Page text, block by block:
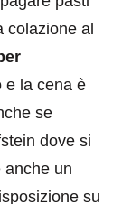
colazione al
e la cena è
se
dove si
anche un
su